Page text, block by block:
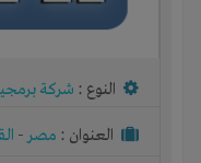
النوع : شركة
العنوان : مصر-